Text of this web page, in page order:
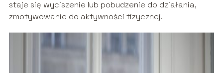
staje się wyciszenie lub pobudzenie do działania,
zmotywowanie do aktywności fizycznej.